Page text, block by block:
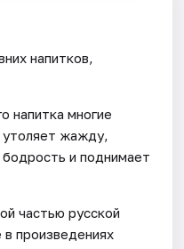
напитков,
напитка многие
утоляет жажду,
и поднимает
частью русской
произведениях